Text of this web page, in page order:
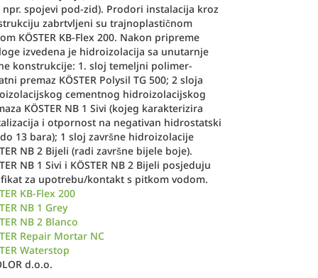
npr. spojevi pod-zid). Prodori instalacija kroz
zabrtvljeni su trajnoplastičnom
KÖSTER KB-Flex 200. Nakon pripreme
izvedena je hidroizolacija sa unutarnje
konstrukcije: 1. sloj temeljni polimer-
premaz KÖSTER Polysil TG 500; 2 sloja
cementnog hidroizolacijskog
KÖSTER NB 1 Sivi (kojeg karakterizira
i otpornost na negativan hidrostatski
13 bara); 1 sloj završne hidroizolacije
NB 2 Bijeli (radi završne bijele boje).
NB 1 Sivi i KÖSTER NB 2 Bijeli posjeduju
za upotrebu/kontakt s pitkom vodom.
KB-Flex 200
NB 1 Grey
NB 2 Blanco
Repair Mortar NC
Waterstop
d.o.o.